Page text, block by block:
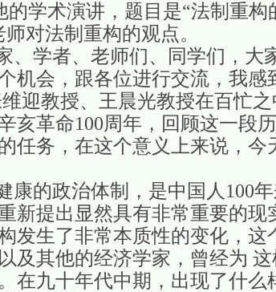
术演讲，题目是“法制重构
对法制重构的观点。
者、老师们、同学们，大
机会，跟各位进行交流，我感
迎教授、王晨光教授在百忙
亥革命100周年，回顾这一段
任务，在这个意义上来说，今
政治体制，是中国人100年
新提出显然具有非常重要的现
发生了非常本质性的变化，这
及其他的经济学家，曾经为
在九十年代中期，出现了什么